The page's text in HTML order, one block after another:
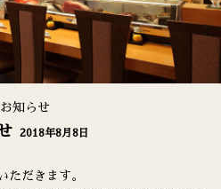
i
g
知らせ
2018年8月8日
ただきます。